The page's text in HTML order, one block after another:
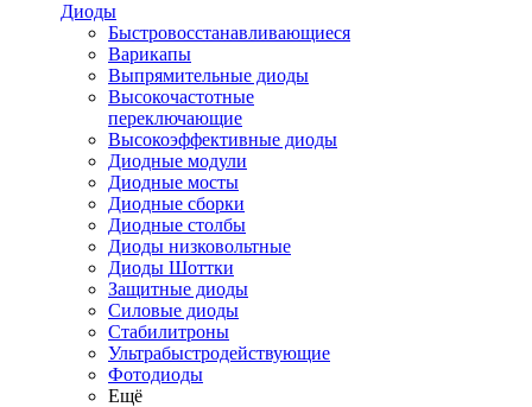
Диоды
Быстровосстанавливающиеся
Варикапы
Выпрямительные диоды
Высокочастотные
переключающие
Высокоэффективные диоды
Диодные модули
Диодные мосты
Диодные сборки
Диодные столбы
Диоды низковольтные
Диоды Шоттки
Защитные диоды
Силовые диоды
Стабилитроны
Ультрабыстродействующие
Фотодиоды
Ещё